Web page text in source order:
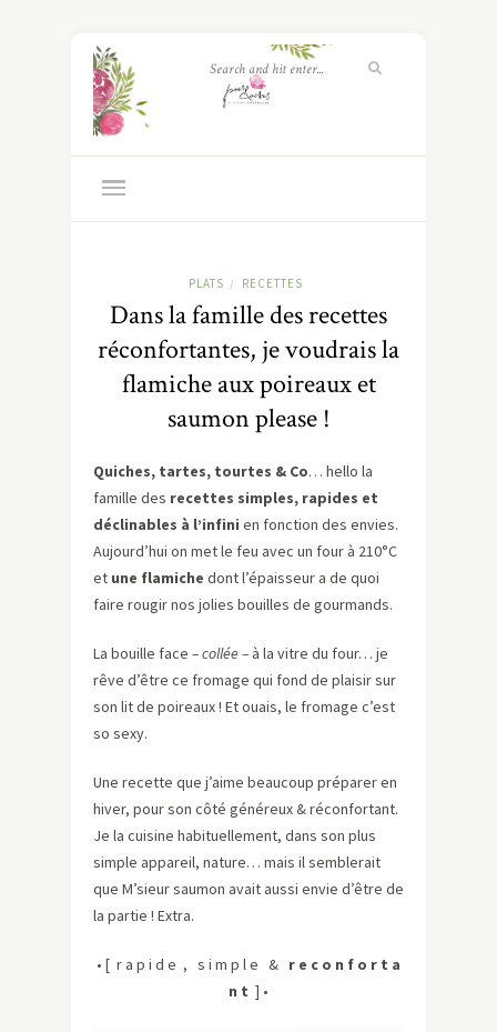
PLATS / RECETTES
Dans la famille des recettes
réconfortantes, je voudrais la
flamiche aux poireaux et
saumon please !
Quiches, tartes, tourtes & Co… hello la
famille des recettes simples, rapides et
déclinables à l’infini en fonction des envies.
Aujourd’hui on met le feu avec un four à 210°C
et une flamiche dont l’épaisseur a de quoi
faire rougir nos jolies bouilles de gourmands.
La bouille face – collée – à la vitre du four… je
rêve d’être ce fromage qui fond de plaisir sur
son lit de poireaux ! Et ouais, le fromage c’est
so sexy.
Une recette que j’aime beaucoup préparer en
hiver, pour son côté généreux & réconfortant.
Je la cuisine habituellement, dans son plus
simple appareil, nature… mais il semblerait
que M’sieur saumon avait aussi envie d’être de
la partie ! Extra.
• [ r a p i d e , s i m p l e & r e c o n f o r t a
n t ] •